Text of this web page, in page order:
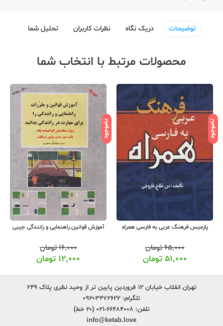
توضیحات دریک نگاه نظرات کاربران تحلیل شما
محصولات مرتبط با انتخاب شما
ناموجود
پارمیس فرهنگ عربی به فارسی همراه
۶۵,۰۰۰تومان
۵۱,۰۰۰ تومان
ناموجود
آموزش قوانین راهنمایی و رانندگی جیبی
۱۶,۰۰۰تومان
۱۲,۰۰۰ تومان
تهران انقلاب خیابان ۱۲ فروردین پایین تر از وحید نظری پلاک ۲۴۹
تلگرام: ۰۹۲۰۳۴۷۲۶۲۲
تلفن: ۶۶۴۸۴۰۰۸-۰۲۱ (۲۰ خط)
info@ketab.love